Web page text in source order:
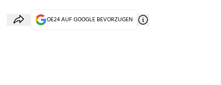
OE24 AUF GOOGLE BEVORZUGEN